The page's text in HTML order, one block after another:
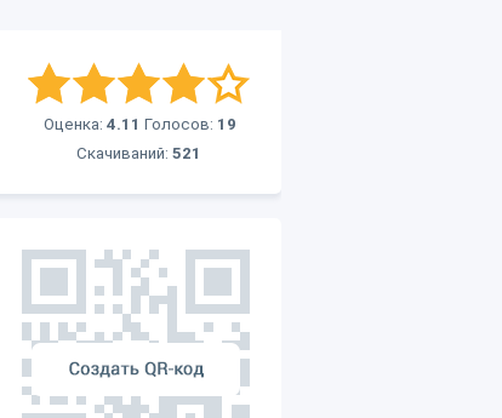
Оценка: 4.11 Голосов: 19
Скачиваний: 521